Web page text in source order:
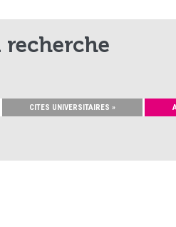
recherche
CITES UNIVERSITAIRES »